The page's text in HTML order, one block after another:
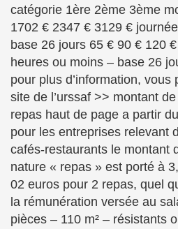
catégorie 1ère 2ème 3ème
1702 € 2347 € 3129 €
base 26 jours 65 € 90 € 120
heures ou moins – base 26
pour plus d’information, vous
site de l’urssaf >> montant
repas haut de page a partir
pour les entreprises relevant
cafés-restaurants le montant
nature « repas » est porté à
02 euros pour 2 repas, quel
la rémunération versée au
pièces – 110 m² – résistants